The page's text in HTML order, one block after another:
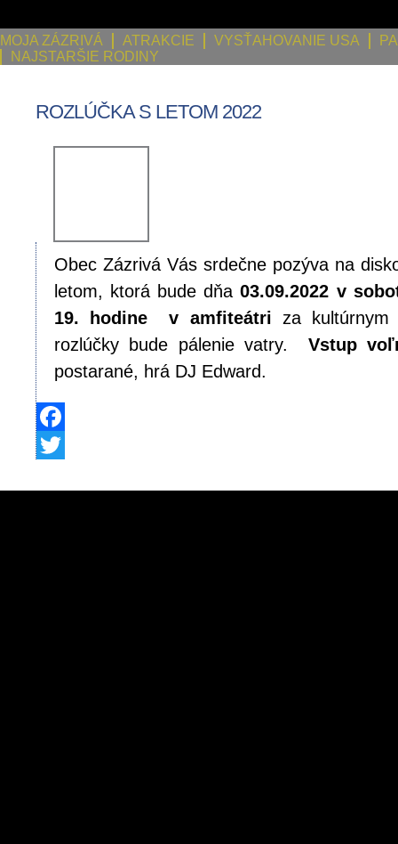
MOJA ZÁZRIVÁ ATRAKCIE VYSŤAHOVANIE USA
NAJSTARŠIE RODINY
ROZLÚČKA S LETOM 2022
Obec Zázrivá Vás srdečne pozýva na
letom, ktorá bude dňa 03.09.2022 v
19. hodine v amfiteátri za kultúrnym
rozlúčky bude pálenie vatry. Vstup
postarané, hrá DJ Edward.
Facebook